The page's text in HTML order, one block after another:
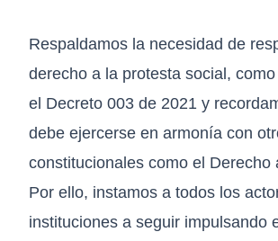
Respaldamos la necesidad de
derecho a la protesta social,
el Decreto 003 de 2021 y
debe ejercerse en armonía con
constitucionales como el Derecho
Por ello, instamos a todos los
instituciones a seguir impulsando